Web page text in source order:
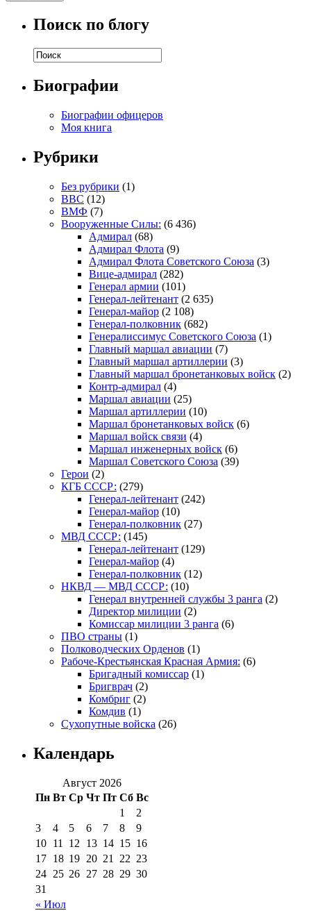
Поиск по блогу
Биографии
Биографии офицеров
Моя книга
Рубрики
Без рубрики (1)
ВВС (12)
ВМФ (7)
Вооруженные Силы: (6 436)
Адмирал (68)
Адмирал Флота (9)
Адмирал Флота Советского Союза (3)
Вице-адмирал (282)
Генерал армии (101)
Генерал-лейтенант (2 635)
Генерал-майор (2 108)
Генерал-полковник (682)
Генералиссимус Советского Союза (1)
Главный маршал авиации (7)
Главный маршал артиллерии (3)
Главный маршал бронетанковых войск (2)
Контр-адмирал (4)
Маршал авиации (25)
Маршал артиллерии (10)
Маршал бронетанковых войск (6)
Маршал войск связи (4)
Маршал инженерных войск (6)
Маршал Советского Союза (39)
Герои (2)
КГБ СССР: (279)
Генерал-лейтенант (242)
Генерал-майор (10)
Генерал-полковник (27)
МВД СССР: (145)
Генерал-лейтенант (129)
Генерал-майор (4)
Генерал-полковник (12)
НКВД — МВД СССР: (10)
Генерал внутренней службы 3 ранга (2)
Директор милиции (2)
Комиссар милиции 3 ранга (6)
ПВО страны (1)
Полководческих Орденов (1)
Рабоче-Крестьянская Красная Армия: (6)
Бригадный комиссар (1)
Бригврач (2)
Комбриг (2)
Комдив (1)
Сухопутные войска (26)
Календарь
Август 2026
Пн Вт Ср Чт Пт Сб Вс
« Июл
1
2
3
4 5 6 7 8
9
10 11 12 13 14 15 16
17 18 19 20 21 22 23
24 25 26 27 28 29 30
31